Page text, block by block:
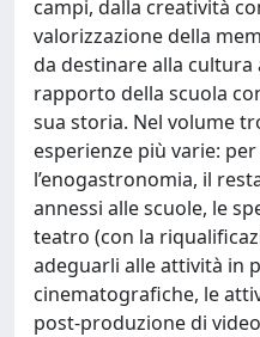
campi, dalla creatività
valorizzazione della
da destinare alla
rapporto della scuola
sua storia. Nel volume
esperienze più varie:
l’enogastronomia, il
annessi alle scuole, le
teatro (con la
adeguarli alle attività in
cinematografiche, le
post-produzione di